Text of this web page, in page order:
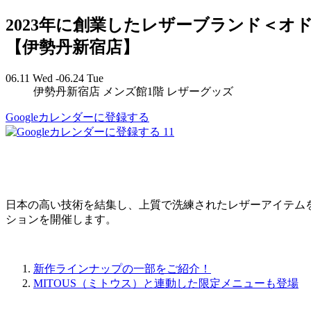
2023年に創業したレザーブランド＜オ
【伊勢丹新宿店】
06.11 Wed -06.24 Tue
伊勢丹新宿店 メンズ館1階 レザーグッズ
Googleカレンダーに登録する
11
日本の高い技術を結集し、上質で洗練されたレザーアイテ
ションを開催します。
新作ラインナップの一部をご紹介！
MITOUS（ミトウス）と連動した限定メニューも登場